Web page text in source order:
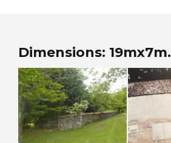
Dimensions: 19mx7m.